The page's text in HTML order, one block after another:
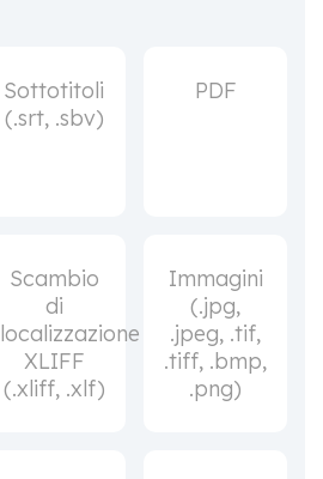
Sottotitoli
(.srt, .sbv)
PDF
Scambio
di
localizzazione
XLIFF
(.xliff, .xlf)
Immagini
(.jpg,
.jpeg, .tif,
.tiff, .bmp,
.png)